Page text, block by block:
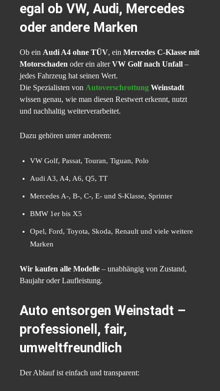
egal ob VW, Audi, Mercedes
oder andere Marken
Ob ein Audi A4 ohne TÜV, ein Mercedes C-Klasse mit
Motorschaden oder ein alterVW Golf nach Unfall –
jedes Fahrzeug hat seinen Wert.
Die Spezialisten von Autoverschrottung Weinstadt
wissen genau, wie man diesen Restwert erkennt, nutzt
und nachhaltig weiterverarbeitet.
Dazu gehören unter anderem:
VW Golf, Passat, Touran, Tiguan, Polo
Audi A3, A4, A6, Q5, TT
Mercedes A-, B-, C-, E- und S-Klasse, Sprinter
BMW 1er bis X5
Opel, Ford, Toyota, Skoda, Renault und viele weitere
Marken
Wir kaufen alle Modelle – unabhängig von Zustand,
Baujahr oder Laufleistung.
Auto entsorgen Weinstadt –
professionell, fair,
umweltfreundlich
Der Ablauf ist einfach und transparent: